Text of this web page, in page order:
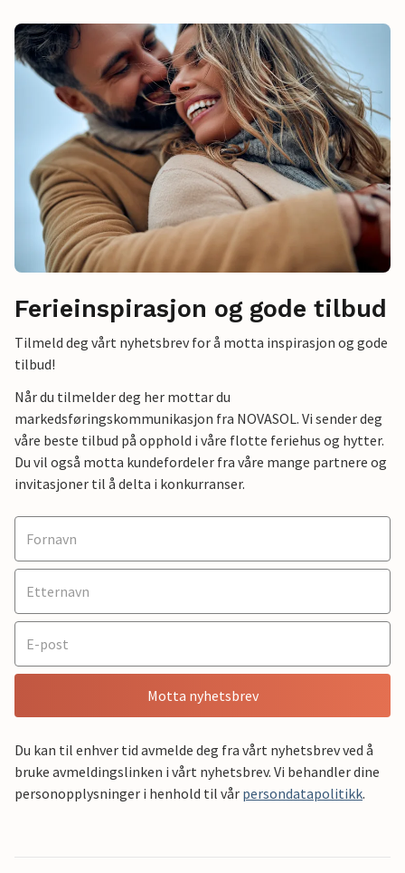
Ferieinspirasjon og gode tilbud
Tilmeld deg vårt nyhetsbrev for å motta inspirasjon og gode
tilbud!
Når du tilmelder deg her mottar du
markedsføringskommunikasjon fra NOVASOL. Vi sender deg
våre beste tilbud på opphold i våre flotte feriehus og hytter.
Du vil også motta kundefordeler fra våre mange partnere og
invitasjoner til å delta i konkurranser.
Motta nyhetsbrev
Du kan til enhver tid avmelde deg fra vårt nyhetsbrev ved å
bruke avmeldingslinken i vårt nyhetsbrev. Vi behandler dine
personopplysninger i henhold til vår persondatapolitikk.